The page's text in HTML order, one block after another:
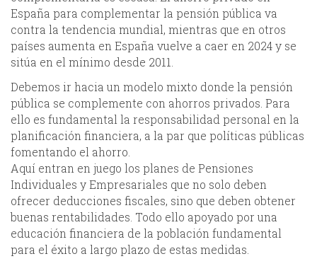
España para complementar la pensión pública va
contra la tendencia mundial, mientras que en otros
países aumenta en España vuelve a caer en 2024 y se
sitúa en el mínimo desde 2011.
Debemos ir hacia un modelo mixto donde la pensión
pública se complemente con ahorros privados. Para
ello es fundamental la responsabilidad personal en la
planificación financiera, a la par que políticas públicas
fomentando el ahorro.
Aquí entran en juego los planes de Pensiones
Individuales y Empresariales que no solo deben
ofrecer deducciones fiscales, sino que deben obtener
buenas rentabilidades. Todo ello apoyado por una
educación financiera de la población fundamental
para el éxito a largo plazo de estas medidas.